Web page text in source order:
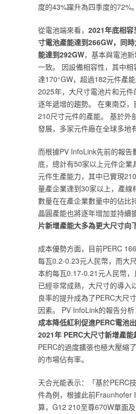
度的43%躍升為四季度的72%。‎
‎從電池端來看，‎ ‎2021年底相容
寸電池產能達到266GW，同
能達到292GW‎，基本與電池
一致。 因設備相容性，其中
達170‎‎+‎‎GW，超過182元件產
2025年，大尺寸電池片和元件
逐年遞增的趨勢。 在東南亞
210尺寸元件的產能。 基於外
發展，多家元件廠在全球多地
而根據PV InfoLink先前的報告
底，總計有50家以上元件企業
元件生產能力，其中已實現
量產企業達到30家以上，產線
數量在在產企業數量中的佔比
晶圓產能也將逐年增加並持續
片新增產能大多為更大尺寸向
成本優勢方面，目前PERC
每瓦0.2-0.23元人民幣，而大
本約每瓦0.17-0.21元人民幣
已經非常成熟，大尺寸的導入
良率的提升成為了PERC大尺
因素。 PV InfoLink的報告分析
成本降低紅利促進‎‎PERC電池
2021年 PERC大尺寸新增產
PERC的過度擴張也極大壓縮
的市場佔有率。‎
‎天合光能表示：‎ ‎「‎基於PERC
件為例，根據此前Fraunhofer
算，G12 210至尊670W單面